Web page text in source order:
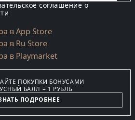
соглашение о
ПОКУПКИ БОНУСАМИ
БАЛЛ = 1 РУБЛЬ
ПОДРОБНЕЕ